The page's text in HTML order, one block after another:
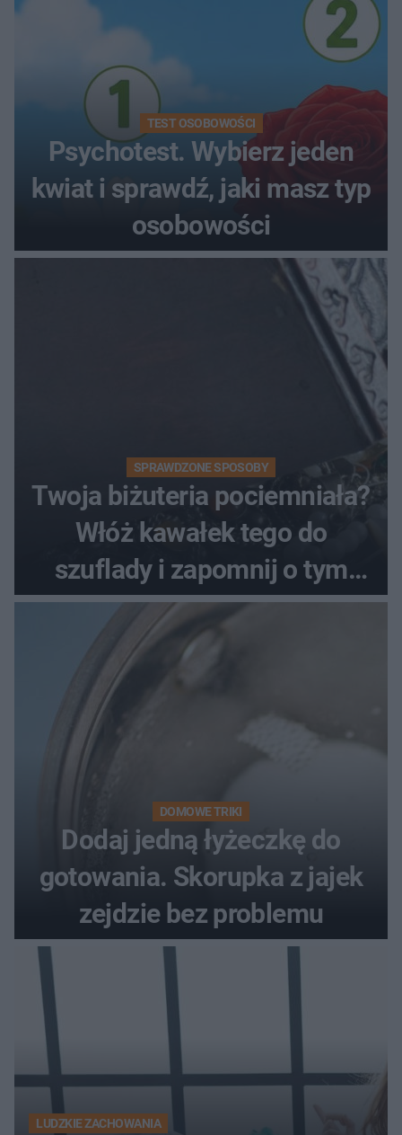
TEST OSOBOWOŚCI
Psychotest. Wybierz jeden
kwiat i sprawdź, jaki masz typ
osobowości
SPRAWDZONE SPOSOBY
Twoja biżuteria pociemniała?
Włóż kawałek tego do
szuflady i zapomnij o tym
problemie. Sposób na
pociemniałą biżuterię
DOMOWE TRIKI
Dodaj jedną łyżeczkę do
gotowania. Skorupka z jajek
zejdzie bez problemu
LUDZKIE ZACHOWANIA